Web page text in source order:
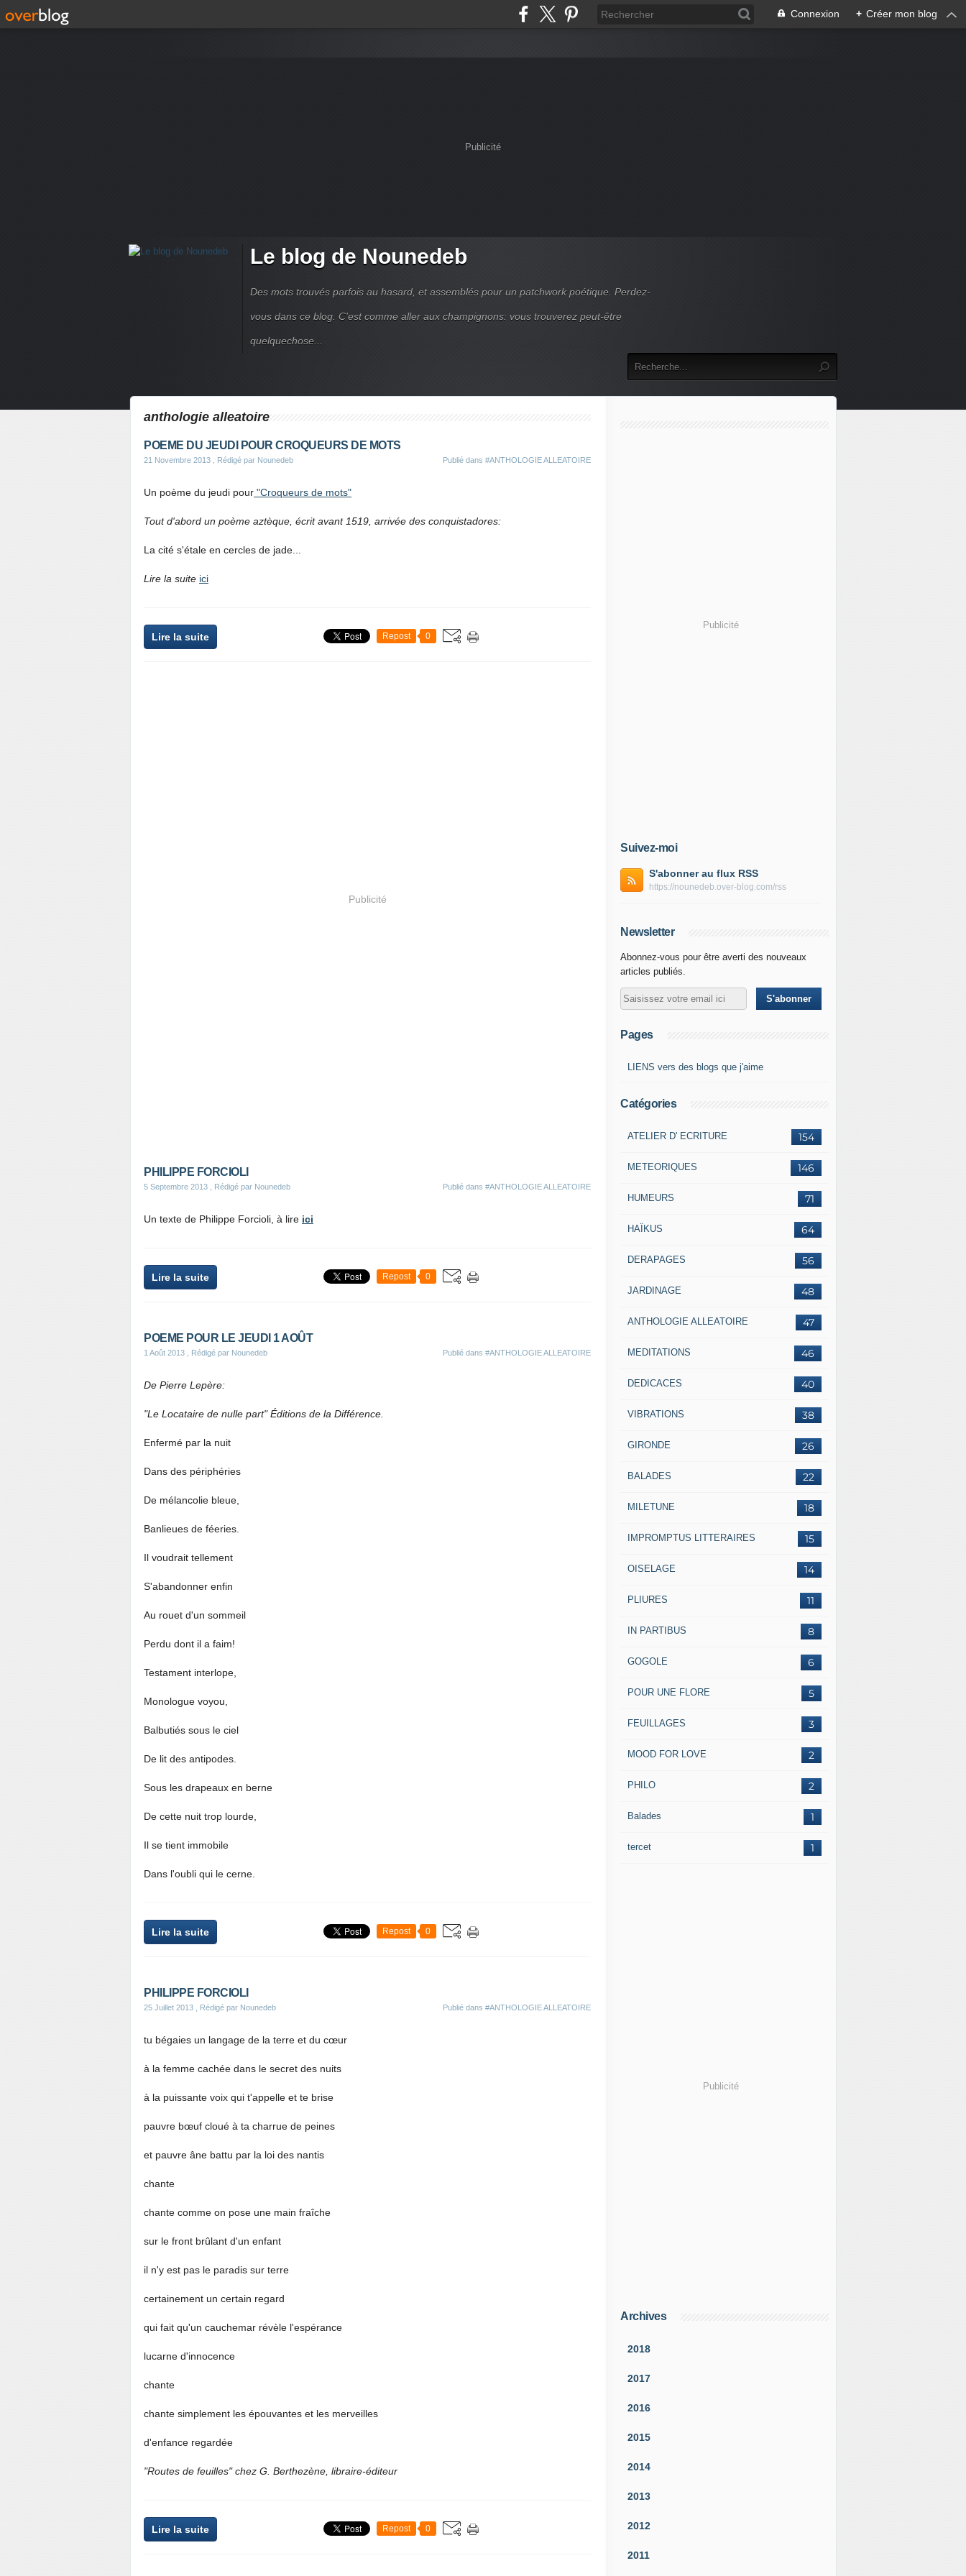
Connexion + Créer mon blog
Publicité
Le blog de Nounedeb
Des mots trouvés parfois au hasard, et assemblés pour un patchwork poétique. Perdez-
vous dans ce blog. C'est comme aller aux champignons: vous trouverez peut-être
quelquechose...
anthologie alleatoire
POEME DU JEUDI POUR CROQUEURS DE MOTS
21 Novembre 2013 , Rédigé par Nounedeb Publié dans #ANTHOLOGIE ALLEATOIRE
Un poème du jeudi pour "Croqueurs de mots"
Tout d'abord un poème aztèque, écrit avant 1519, arrivée des conquistadores:
La cité s'étale en cercles de jade...
Lire la suite ici
Lire la suite Repost 0
Publicité
PHILIPPE FORCIOLI
5 Septembre 2013 , Rédigé par Nounedeb Publié dans #ANTHOLOGIE ALLEATOIRE
Un texte de Philippe Forcioli, à lire ici
Lire la suite Repost 0
POEME POUR LE JEUDI 1 AOÛT
1 Août 2013 , Rédigé par Nounedeb Publié dans #ANTHOLOGIE ALLEATOIRE
De Pierre Lepère:
"Le Locataire de nulle part" Éditions de la Différence.
Enfermé par la nuit
Dans des périphéries
De mélancolie bleue,
Banlieues de féeries.
Il voudrait tellement
S'abandonner enfin
Au rouet d'un sommeil
Perdu dont il a faim!
Testament interlope,
Monologue voyou,
Balbutiés sous le ciel
De lit des antipodes.
Sous les drapeaux en berne
De cette nuit trop lourde,
Il se tient immobile
Dans l'oubli qui le cerne.
Lire la suite Repost 0
PHILIPPE FORCIOLI
25 Juillet 2013 , Rédigé par Nounedeb Publié dans #ANTHOLOGIE ALLEATOIRE
tu bégaies un langage de la terre et du cœur
à la femme cachée dans le secret des nuits
à la puissante voix qui t'appelle et te brise
pauvre bœuf cloué à ta charrue de peines
et pauvre âne battu par la loi des nantis
chante
chante comme on pose une main fraîche
sur le front brûlant d'un enfant
il n'y est pas le paradis sur terre
certainement un certain regard
qui fait qu'un cauchemar révèle l'espérance
lucarne d'innocence
chante
chante simplement les épouvantes et les merveilles
d'enfance regardée
"Routes de feuilles" chez G. Berthezène, libraire-éditeur
Lire la suite Repost 0
Publicité
Suivez-moi
S'abonner au flux RSS
https://nounedeb.over-blog.com/rss
Newsletter
Abonnez-vous pour être averti des nouveaux
articles publiés.
Pages
LIENS vers des blogs que j'aime
Catégories
154
ATELIER D' ECRITURE
146
METEORIQUES
71
HUMEURS
64
HAÏKUS
56
DERAPAGES
48
JARDINAGE
47
ANTHOLOGIE ALLEATOIRE
46
MEDITATIONS
40
DEDICACES
38
VIBRATIONS
26
GIRONDE
22
BALADES
18
MILETUNE
15
IMPROMPTUS LITTERAIRES
14
OISELAGE
11
PLIURES
8
IN PARTIBUS
6
GOGOLE
5
POUR UNE FLORE
3
FEUILLAGES
2
MOOD FOR LOVE
2
PHILO
1
Balades
1
tercet
Publicité
Archives
2018
2017
2016
2015
2014
2013
2012
2011